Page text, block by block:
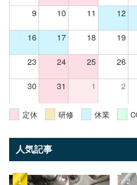
9
10 11 12
16
17 18 19
23
24 25 26
30
31 1 2
定休 研修 休業
人気記事